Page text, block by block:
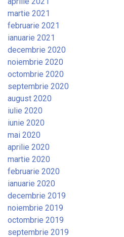
martie 2021
februarie 2021
ianuarie 2021
decembrie 2020
noiembrie 2020
octombrie 2020
septembrie 2020
august 2020
iulie 2020
iunie 2020
mai 2020
aprilie 2020
martie 2020
februarie 2020
ianuarie 2020
decembrie 2019
noiembrie 2019
octombrie 2019
septembrie 2019